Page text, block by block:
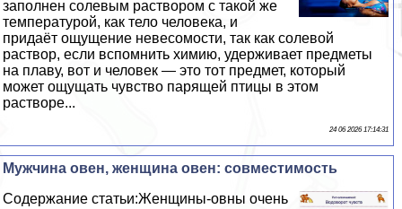
заполнен солевым раствором с такой же
температурой, как тело человека, и
придаёт ощущение невесомости, так как солевой
раствор, если вспомнить химию, удерживает предметы
на плаву, вот и человек — это тот предмет, который
может ощущать чувство парящей птицы в этом
растворе...
24 06 2026 17:14:31
Мужчина овен, женщина овен: совместимость
Содержание статьи:Женщины-овны очень